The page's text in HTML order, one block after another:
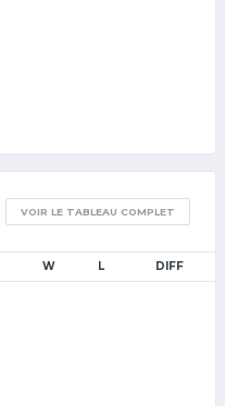
VOIR LE TABLEAU COMPLET
W L DIFF